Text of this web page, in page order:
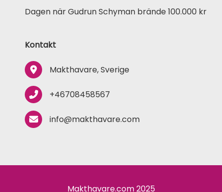
Dagen när Gudrun Schyman brände 100.000 kr
Kontakt
Makthavare, Sverige
+46708458567
info@makthavare.com
Makthavare.com 2025